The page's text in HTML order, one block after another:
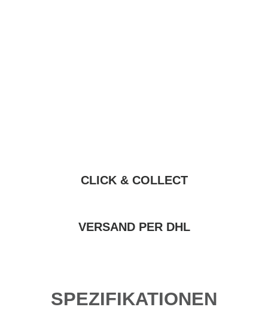
CLICK & COLLECT
VERSAND PER DHL
SPEZIFIKATIONEN